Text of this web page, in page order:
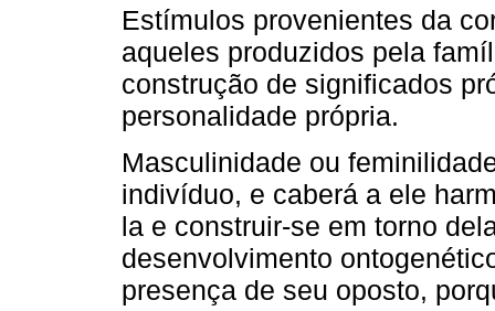
Estímulos provenientes da
aqueles produzidos pela
construção de significados
personalidade própria.
Masculinidade ou
indivíduo, e caberá a ele
la e construir-se em torno
desenvolvimento
presença de seu oposto,